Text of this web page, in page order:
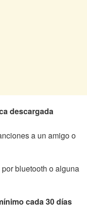
descargada
a un amigo o
bluetooth o alguna
cada 30 días